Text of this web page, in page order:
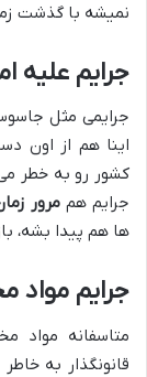
نمیشه با گذشت
جرایم علیه
جرایمی مثل
اینا هم از اون
کشور رو به خطر
جرایم هممرور
ها هم پیدا بشه،
جرایم مواد
متاسفانه مواد
قانونگذار به